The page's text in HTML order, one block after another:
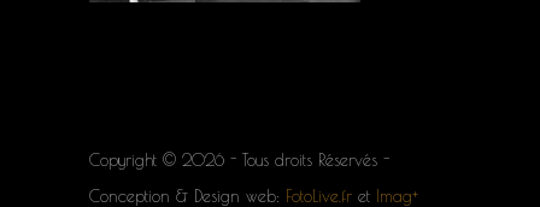
Copyright © 2026 - Tous droits Réservés -
Conception & Design web: FotoLive.fr et Imag+